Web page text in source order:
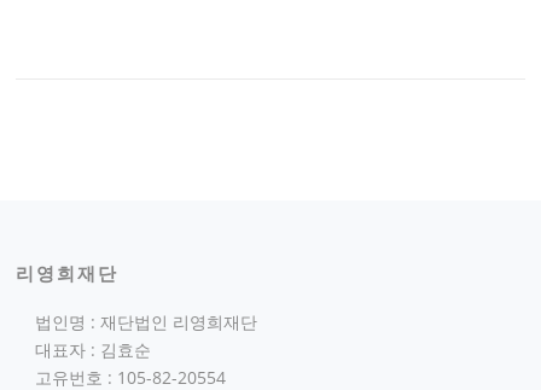
리영희재단
법인명 : 재단법인 리영희재단
대표자 : 김효순
고유번호 : 105-82-20554